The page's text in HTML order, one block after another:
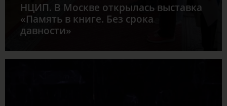
НЦИП. В Москве открылась выставка
«Память в книге. Без срока
давности»